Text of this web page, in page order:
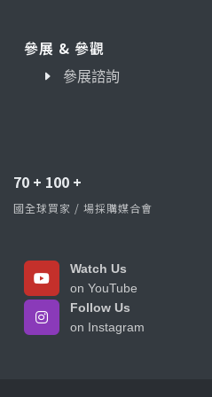
參展 & 參觀
參展諮詢
70 + 100 +
國全球買家 / 場採購媒合會
Watch Us
on YouTube
Follow Us
on Instagram